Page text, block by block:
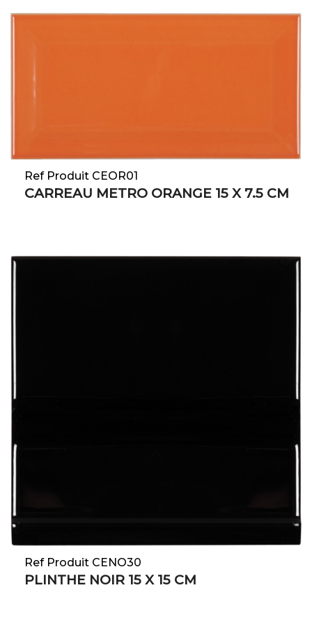
Ref Produit CEOR01
CARREAU METRO ORANGE 15 X 7.5 CM
Ref Produit CENO30
PLINTHE NOIR 15 X 15 CM